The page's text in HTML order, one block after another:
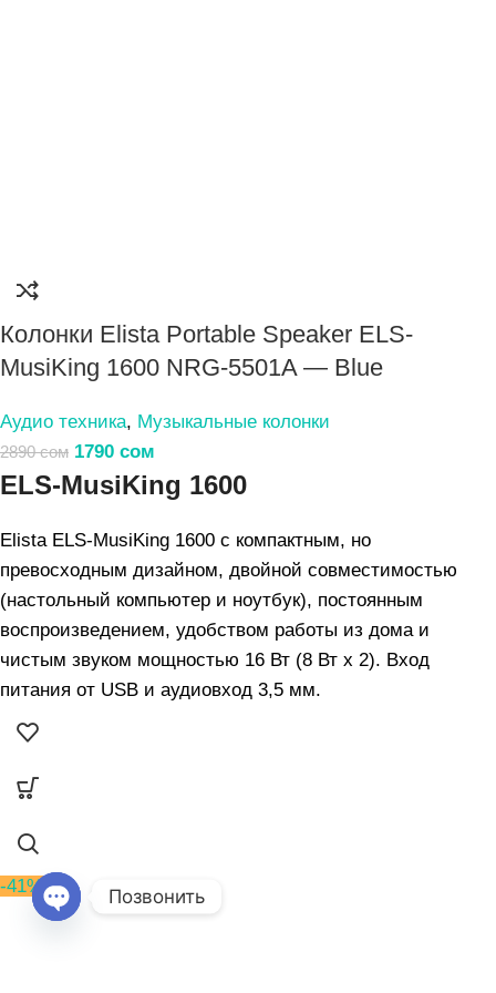
Колонки Elista Portable Speaker ELS-
MusiKing 1600 NRG-5501A — Blue
Аудио техника, Музыкальные колонки
2890сом 1790 сом
ELS-MusiKing 1600
Elista ELS-MusiKing 1600 с компактным, но
превосходным дизайном, двойной совместимостью
(настольный компьютер и ноутбук), постоянным
воспроизведением, удобством работы из дома и
чистым звуком мощностью 16 Вт (8 Вт x 2). Вход
питания от USB и аудиовход 3,5 мм.
-41%
Позвонить